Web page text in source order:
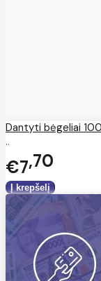
Dantyti bėgeliai
..
€7 70